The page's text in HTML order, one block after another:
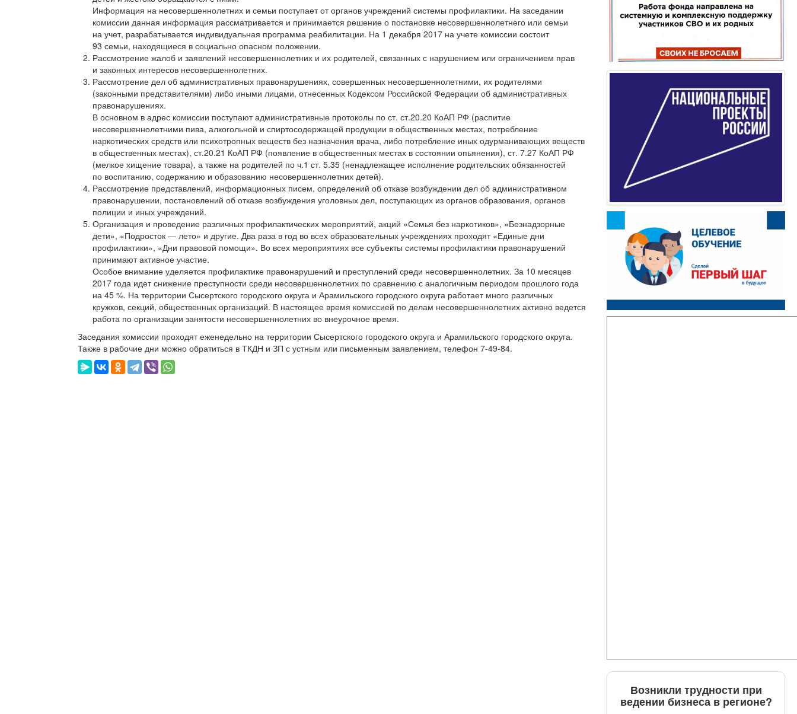
Информация на несовершеннолетних и семьи поступает от органов учреждений системы профилактики. На заседании
комиссии данная информация рассматривается и принимается решение о постановке несовершеннолетнего или семьи
на учет, разрабатывается индивидуальная программа реабилитации. На 1 декабря 2017 на учете комиссии состоит
93 семьи, находящиеся в социально опасном положении.
Рассмотрение жалоб и заявлений несовершеннолетних и их родителей, связанных с нарушением или ограничением прав
и законных интересов несовершеннолетних.
Рассмотрение дел об административных правонарушениях, совершенных несовершеннолетними, их родителями
(законными представителями) либо иными лицами, отнесенных Кодексом Российской Федерации об административных
правонарушениях.
В основном в адрес комиссии поступают административные протоколы по ст. ст.20.20 КоАП РФ (распитие
несовершеннолетними пива, алкогольной и спиртосодержащей продукции в общественных местах, потребление
наркотических средств или психотропных веществ без назначения врача, либо потребление иных одурманивающих веществ
в общественных местах), ст.20.21 КоАП РФ (появление в общественных местах в состоянии опьянения), ст. 7.27 КоАП РФ
(мелкое хищение товара), а также на родителей по ч.1 ст. 5.35 (ненадлежащее исполнение родительских обязанностей
по воспитанию, содержанию и образованию несовершеннолетних детей).
Рассмотрение представлений, информационных писем, определений об отказе возбуждении дел об административном
правонарушении, постановлений об отказе возбуждения уголовных дел, поступающих из органов образования, органов
полиции и иных учреждений.
Организация и проведение различных профилактических мероприятий, акций «Семья без наркотиков», «Безнадзорные
дети», «Подросток — лето» и другие. Два раза в год во всех образовательных учреждениях проходят «Единые дни
профилактики», «Дни правовой помощи». Во всех мероприятиях все субъекты системы профилактики правонарушений
принимают активное участие.
Особое внимание уделяется профилактике правонарушений и преступлений среди несовершеннолетних. За 10 месяцев
2017 года идет снижение преступности среди несовершеннолетних по сравнению с аналогичным периодом прошлого года
на 45 %. На территории Сысертского городского округа и Арамильского городского округа работает много различных
кружков, секций, общественных организаций. В настоящее время комиссией по делам несовершеннолетних активно ведется
работа по организации занятости несовершеннолетних во внеурочное время.
Заседания комиссии проходят еженедельно на территории Сысертского городского округа и Арамильского городского округа.
Также в рабочие дни можно обратиться в ТКДН и ЗП с устным или письменным заявлением, телефон7-49-84.
Возникли трудности при
ведении бизнеса в регионе?